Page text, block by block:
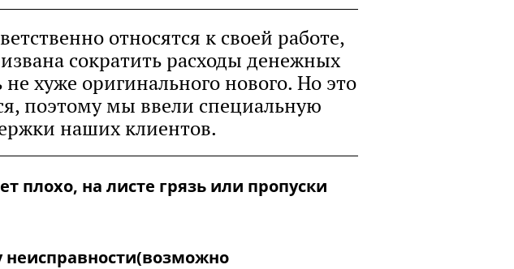
относятся к своей работе,
сократить расходы денежных
хуже оригинального нового. Но это
поэтому мы ввели специальную
наших клиентов.
плохо, на листе грязь или пропуски
неисправности(возможно